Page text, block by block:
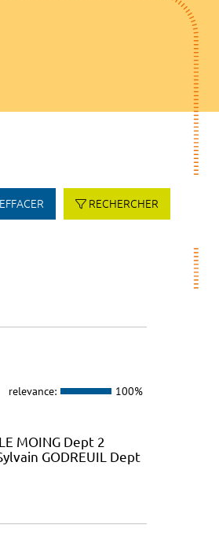
EFFACER RECHERCHER
relevance: 100%
MOING Dept 2
GODREUIL Dept